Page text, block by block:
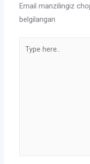
Email manzilingiz
belgilangan